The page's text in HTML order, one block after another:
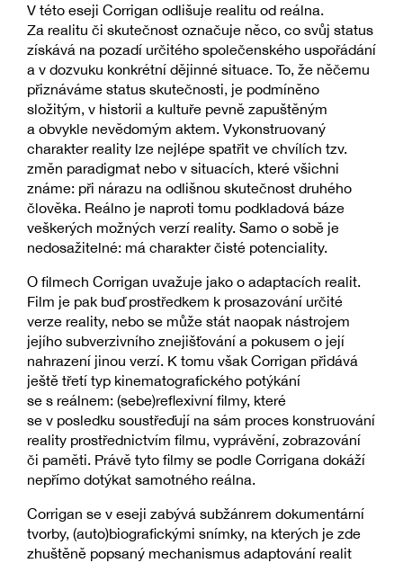
V této eseji Corrigan odlišuje realitu od reálna.
Za realitu či skutečnost označuje něco, co svůj status
získává na pozadí určitého společenského uspořádání
a v dozvuku konkrétní dějinné situace. To, že něčemu
přiznáváme status skutečnosti, je podmíněno
složitým, v historii a kultuře pevně zapuštěným
a obvykle nevědomým aktem. Vykonstruovaný
charakter reality lze nejlépe spatřit ve chvílích tzv.
změn paradigmat nebo v situacích, které všichni
známe: při nárazu na odlišnou skutečnost druhého
člověka. Reálno je naproti tomu podkladová báze
veškerých možných verzí reality. Samo o sobě je
nedosažitelné: má charakter čisté potenciality.
O filmech Corrigan uvažuje jako o adaptacích realit.
Film je pak buď prostředkem k prosazování určité
verze reality, nebo se může stát naopak nástrojem
jejího subverzivního znejišťování a pokusem o její
nahrazení jinou verzí. K tomu však Corrigan přidává
ještě třetí typ kinematografického potýkání
se s reálnem: (sebe)reflexivní filmy, které
se v posledku soustřeďují na sám proces konstruování
reality prostřednictvím filmu, vyprávění, zobrazování
či paměti. Právě tyto filmy se podle Corrigana dokáží
nepřímo dotýkat samotného reálna.
Corrigan se v eseji zabývá subžánrem dokumentární
tvorby, (auto)biografickými snímky, na kterých je zde
zhuštěně popsaný mechanismus adaptování realit